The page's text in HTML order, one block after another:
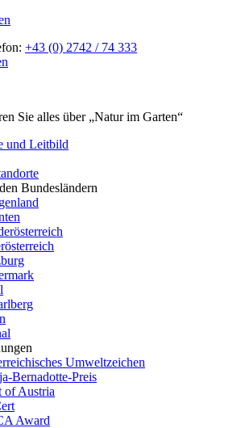
+43 (0) 2742 / 74 333
Sie alles über „Natur im Garten“
und Leitbild
Bundesländern
Umweltzeichen
Bernadotte-Preis
of Austria
Award